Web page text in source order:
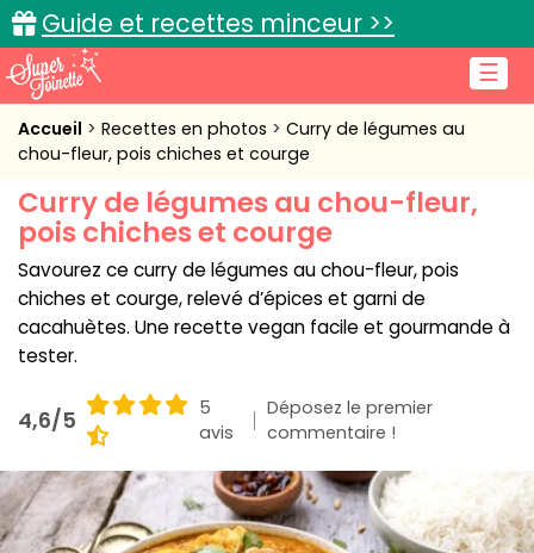
☰
Guide et recettes minceur >>
Accueil
Cuisine pratique
L'actu cuisine
Connexion
Accueil Recettes en photos
Curry de légumes au
chou-fleur, pois chiches et courge
Curry de légumes au chou-fleur,
pois chiches et courge
Savourez ce curry de légumes au chou-fleur, pois
chiches et courge, relevé d’épices et garni de
cacahuètes. Une recette vegan facile et gourmande à
tester.
4,6/5
5
avis
Déposez le premier
commentaire !